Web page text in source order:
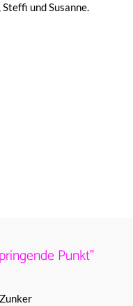
und Susanne.
Punkt”